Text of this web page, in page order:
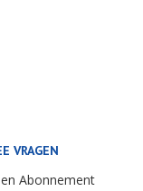
VRAGEN
Abonnement